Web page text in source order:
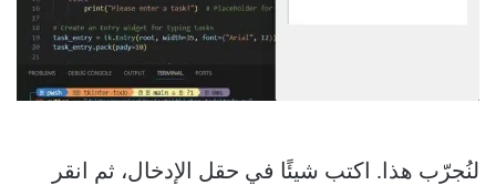
لنُجرّب هذا. اكتب شيئًا في حقل الإدخال، ثم انقر